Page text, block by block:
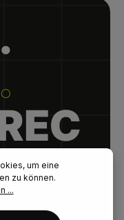
um eine
zu können.
...